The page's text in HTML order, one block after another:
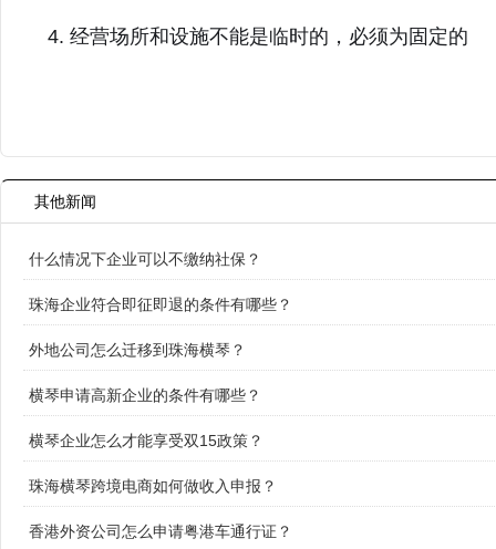
4. 经营场所和设施不能是临时的，必须为固定的
其他新闻
什么情况下企业可以不缴纳社保？
珠海企业符合即征即退的条件有哪些？
外地公司怎么迁移到珠海横琴？
横琴申请高新企业的条件有哪些？
横琴企业怎么才能享受双15政策？
珠海横琴跨境电商如何做收入申报？
香港外资公司怎么申请粤港车通行证？